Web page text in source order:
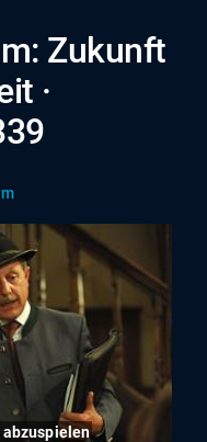
Zukunft
·
abzuspielen